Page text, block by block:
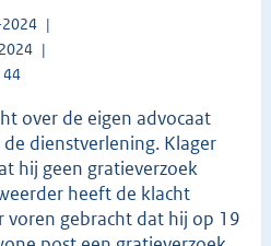
over de eigen advocaat
dienstverlening. Klager
hij geen gratieverzoek
heeft de klacht
voren gebracht dat hij op 19